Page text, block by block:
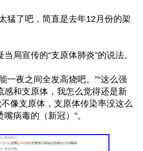
猛了吧，简直是去年12月份的架
局宣传的“支原体肺炎”的说法。
一夜之间全发高烧吧。”“这么强
感和支原体，我怎么觉得还是新
不像支原体，支原体传染率没这么
病毒的（新冠）”。